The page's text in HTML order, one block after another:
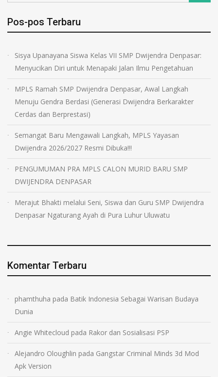
Pos-pos Terbaru
Sisya Upanayana Siswa Kelas VII SMP Dwijendra Denpasar:
Menyucikan Diri untuk Menapaki Jalan Ilmu Pengetahuan
MPLS Ramah SMP Dwijendra Denpasar, Awal Langkah
Menuju Gendra Berdasi (Generasi Dwijendra Berkarakter
Cerdas dan Berprestasi)
Semangat Baru Mengawali Langkah, MPLS Yayasan
Dwijendra 2026/2027 Resmi Dibuka!!!
PENGUMUMAN PRA MPLS CALON MURID BARU SMP
DWIJENDRA DENPASAR
Merajut Bhakti melalui Seni, Siswa dan Guru SMP Dwijendra
Denpasar Ngaturang Ayah di Pura Luhur Uluwatu
Komentar Terbaru
phamthuha pada Batik Indonesia Sebagai Warisan Budaya
Dunia
Angie Whitecloud pada Rakor dan Sosialisasi PSP
Alejandro Oloughlin pada Gangstar Criminal Minds 3d Mod
Apk Version